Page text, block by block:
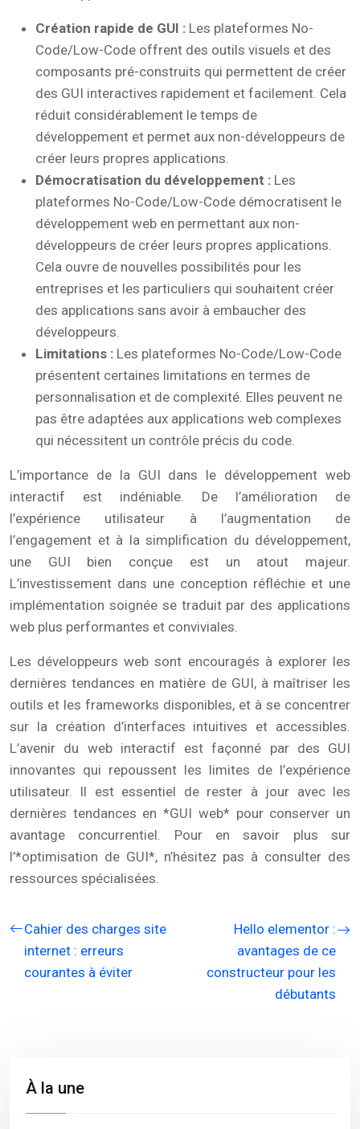
Création rapide de GUI : Les plateformes No-
Code/Low-Code offrent des outils visuels et des
composants pré-construits qui permettent de créer
des GUI interactives rapidement et facilement. Cela
réduit considérablement le temps de
développement et permet aux non-développeurs de
créer leurs propres applications.
Démocratisation du développement : Les
plateformes No-Code/Low-Code démocratisent le
développement web en permettant aux non-
développeurs de créer leurs propres applications.
Cela ouvre de nouvelles possibilités pour les
entreprises et les particuliers qui souhaitent créer
des applications sans avoir à embaucher des
développeurs.
Limitations : Les plateformes No-Code/Low-Code
présentent certaines limitations en termes de
personnalisation et de complexité. Elles peuvent ne
pas être adaptées aux applications web complexes
qui nécessitent un contrôle précis du code.
L’importance de la GUI dans le développement web
interactif est indéniable. De l’amélioration de
l’expérience utilisateur à l’augmentation de
l’engagement et à la simplification du développement,
une GUI bien conçue est un atout majeur.
L’investissement dans une conception réfléchie et une
implémentation soignée se traduit par des applications
web plus performantes et conviviales.
Les développeurs web sont encouragés à explorer les
dernières tendances en matière de GUI, à maîtriser les
outils et les frameworks disponibles, et à se concentrer
sur la création d’interfaces intuitives et accessibles.
L’avenir du web interactif est façonné par des GUI
innovantes qui repoussent les limites de l’expérience
utilisateur. Il est essentiel de rester à jour avec les
dernières tendances en *GUI web* pour conserver un
avantage concurrentiel. Pour en savoir plus sur
l’*optimisation de GUI*, n’hésitez pas à consulter des
ressources spécialisées.
Cahier des charges site
internet : erreurs
courantes à éviter
Hello elementor :
avantages de ce
constructeur pour les
débutants
À la une